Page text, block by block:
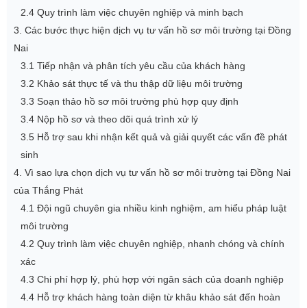
2.4 Quy trình làm việc chuyên nghiệp và minh bạch
3. Các bước thực hiện dịch vụ tư vấn hồ sơ môi trường tại Đồng
Nai
3.1 Tiếp nhận và phân tích yêu cầu của khách hàng
3.2 Khảo sát thực tế và thu thập dữ liệu môi trường
3.3 Soạn thảo hồ sơ môi trường phù hợp quy định
3.4 Nộp hồ sơ và theo dõi quá trình xử lý
3.5 Hỗ trợ sau khi nhận kết quả và giải quyết các vấn đề phát
sinh
4. Vì sao lựa chọn dịch vụ tư vấn hồ sơ môi trường tại Đồng Nai
của Thắng Phát
4.1 Đội ngũ chuyên gia nhiều kinh nghiệm, am hiểu pháp luật
môi trường
4.2 Quy trình làm việc chuyên nghiệp, nhanh chóng và chính
xác
4.3 Chi phí hợp lý, phù hợp với ngân sách của doanh nghiệp
4.4 Hỗ trợ khách hàng toàn diện từ khâu khảo sát đến hoàn